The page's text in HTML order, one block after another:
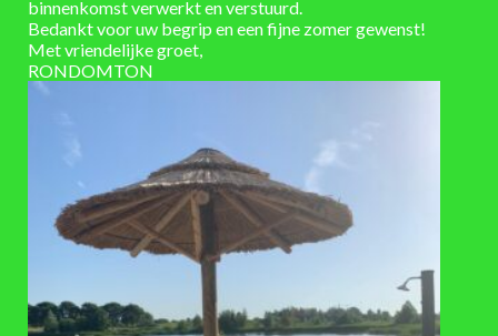
Materiaal
Kunststof
Merk
Roto
VAAK SAMEN GEKOCHT
TOEVOEGEN
VERLANGLIJST
binnenkomst verwerkt en verstuurd.
Bedankt voor uw begrip en een fijne zomer gewenst!
Met vriendelijke groet,
RONDOMTON